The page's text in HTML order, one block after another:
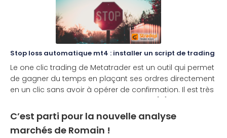
Stop loss automatique mt4 : installer un script de trading
Le one clic trading de Metatrader est un outil qui permet
de gagner du temps en plaçant ses ordres directement
en un clic sans avoir à opérer de confirmation. Il est très
C’est parti pour la nouvelle analyse
marchés de Romain !